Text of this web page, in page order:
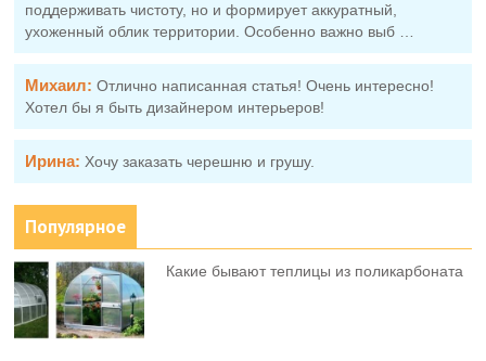
поддерживать чистоту, но и формирует аккуратный,
ухоженный облик территории. Особенно важно выб …
Михаил: Отлично написанная статья! Очень интересно!
Хотел бы я быть дизайнером интерьеров!
Ирина: Хочу заказать черешню и грушу.
Популярное
Какие бывают теплицы из поликарбоната